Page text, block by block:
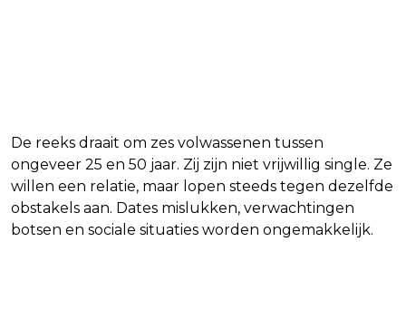
De reeks draait om zes volwassenen tussen
ongeveer 25 en 50 jaar. Zij zijn niet vrijwillig single. Ze
willen een relatie, maar lopen steeds tegen dezelfde
obstakels aan. Dates mislukken, verwachtingen
botsen en sociale situaties worden ongemakkelijk.